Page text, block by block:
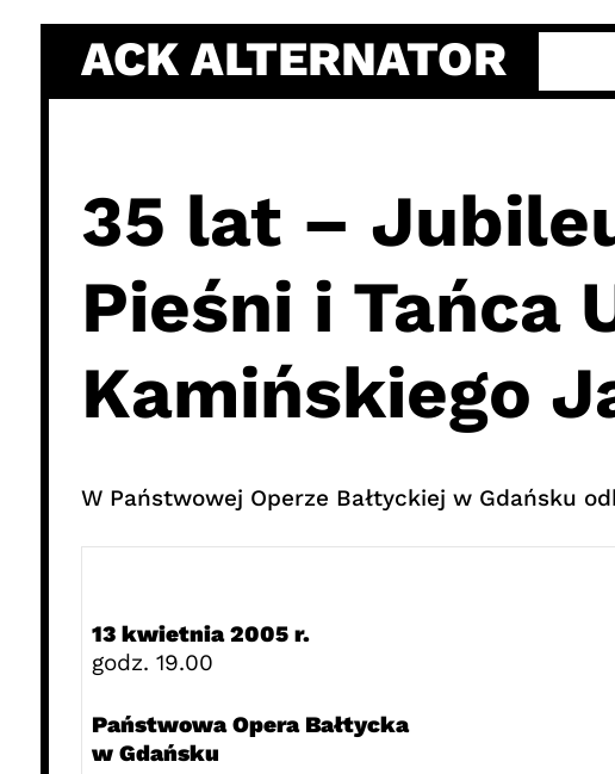
content
ACK ALTERNATOR
35 lat –
Pieśni i Tańca
Kamińskiego
W Państwowej Operze Bałtyckiej w Gdańsku
13 kwietnia 2005 r.
godz. 19.00
Państwowa Opera Bałtycka
w Gdańsku